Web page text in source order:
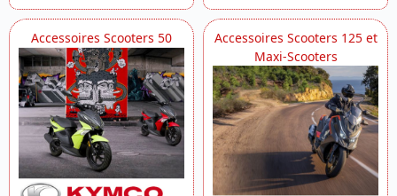
Accessoires Scooters 50
Accessoires Scooters 125 et
Maxi-Scooters